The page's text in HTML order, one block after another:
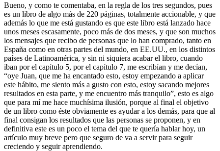
Bueno, y como te comentaba, en la regla de los tres segundos, pues
es un libro de algo más de 220 páginas, totalmente accionable, y que
además lo que me está gustando es que este libro está lanzado hace
unos meses escasamente, poco más de dos meses, y que son muchos
los mensajes que recibo de personas que lo han comprado, tanto en
España como en otras partes del mundo, en EE.UU., en los distintos
países de Latinoamérica, y sin ni siquiera acabar el libro, cuando
iban por el capítulo 5, por el capítulo 7, me escribían y me decían,
“oye Juan, que me ha encantado esto, estoy empezando a aplicar
este hábito, me siento más a gusto con esto, estoy sacando mejores
resultados en esta parte, y me encuentro más tranquilo”, esto es algo
que para mí me hace muchísima ilusión, porque al final el objetivo
de un libro como éste obviamente es ayudar a los demás, para que al
final consigan los resultados que las personas se proponen, y en
definitiva este es un poco el tema del que te quería hablar hoy, un
artículo muy breve pero que seguro de va a servir para seguir
creciendo y seguir aprendiendo.